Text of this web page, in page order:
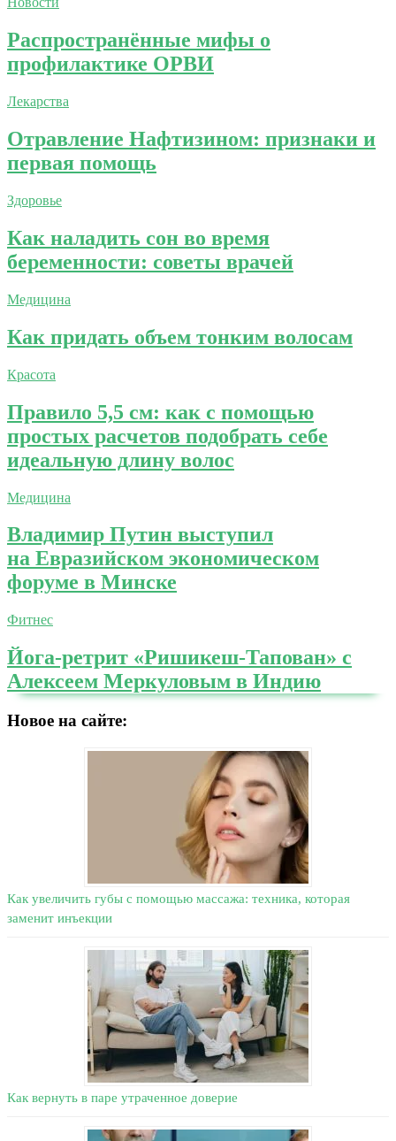
Распространённые мифы о
профилактике ОРВИ
Лекарства
Отравление Нафтизином: признаки и
первая помощь
Здоровье
Как наладить сон во время
беременности: советы врачей
Медицина
Как придать объем тонким волосам
Красота
Правило 5,5 см: как с помощью
простых расчетов подобрать себе
идеальную длину волос
Медицина
Владимир Путин выступил
на Евразийском экономическом
форуме в Минске
Фитнес
Йога-ретрит «Ришикеш-Тапован» с
Алексеем Меркуловым в Индию
Новое на сайте:
Как увеличить губы с помощью массажа: техника, которая
заменит инъекции
Как вернуть в паре утраченное доверие